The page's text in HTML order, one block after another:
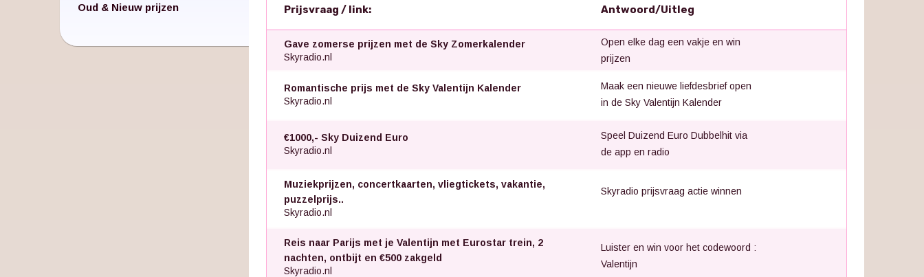
Oud & Nieuw prijzen
Prijsvraag / link: Antwoord/Uitleg
Gave zomerse prijzen met de Sky Zomerkalender
Skyradio.nl
Open elke dag een vakje en win
prijzen
Romantische prijs met de Sky Valentijn Kalender
Skyradio.nl
Maak een nieuwe liefdesbrief open
in de Sky Valentijn Kalender
€1000,- Sky Duizend Euro
Skyradio.nl
Speel Duizend Euro Dubbelhit via
de app en radio
Muziekprijzen, concertkaarten, vliegtickets, vakantie,
puzzelprijs..
Skyradio.nl
Skyradio prijsvraag actie winnen
Reis naar Parijs met je Valentijn met Eurostar trein, 2
nachten, ontbijt en €500 zakgeld
Skyradio.nl
Luister en win voor het codewoord :
Valentijn